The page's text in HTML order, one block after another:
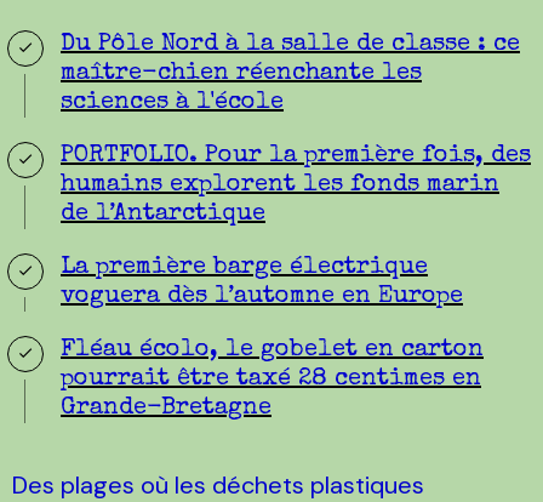
Du Pôle Nord à la salle de classe : ce
maître-chien réenchante les
sciences à l'école
PORTFOLIO. Pour la première fois, des
humains explorent les fonds marin
de l’Antarctique
La première barge électrique
voguera dès l’automne en Europe
Fléau écolo, le gobelet en carton
pourrait être taxé 28 centimes en
Grande-Bretagne
Des plages où les déchets plastiques